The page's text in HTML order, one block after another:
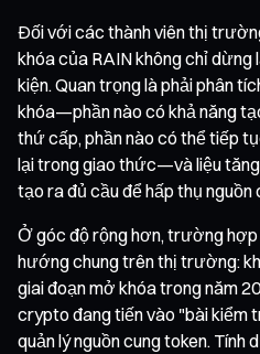
Đối với các thành viên thị
khóa của RAIN không chỉ
kiện. Quan trọng là phải phân
khóa—phần nào có khả năng
thứ cấp, phần nào có thể tiếp
lại trong giao thức—và liệu
tạo ra đủ cầu để hấp thụ nguồn
Ở góc độ rộng hơn, trường hợp
hướng chung trên thị trường:
giai đoạn mở khóa trong năm
crypto đang tiến vào "bài kiểm
quản lý nguồn cung token.